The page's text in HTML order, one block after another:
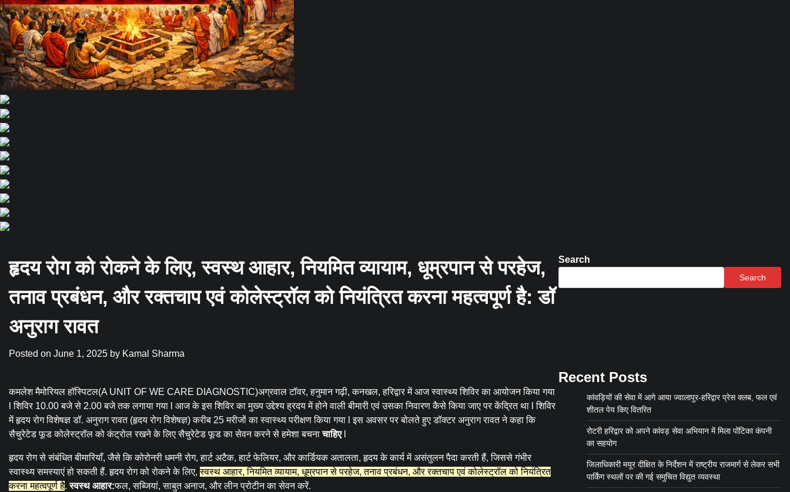
हृदय रोग को रोकने के लिए, स्वस्थ आहार, नियमित व्यायाम, धूम्रपान से परहेज,
तनाव प्रबंधन, और रक्तचाप एवं कोलेस्ट्रॉल को नियंत्रित करना महत्वपूर्ण है: डॉ
अनुराग रावत
Posted on June 1, 2025 by Kamal Sharma
कमलेश मैमोरियल हॉस्पिटल(A UNIT OF WE CARE DIAGNOSTIC)अग्रवाल टॉवर, हनुमान गढ़ी, कनखल, हरिद्वार में आज स्वास्थ्य शिविर का आयोजन किया गया
l शिविर 10.00 बजे से 2.00 बजे तक लगाया गया l आज के इस शिविर का मुख्य उद्देश्य ह्रदय में होने वाली बीमारी एवं उसका निवारण कैसे किया जाए पर केंद्रित था l शिविर
में हृदय रोग विशेषज्ञ डॉ. अनुराग रावत (हृदय रोग विशेषज्ञ) करीब 25 मरीजों का स्वास्थ्य परीक्षण किया गया l इस अवसर पर बोलते हुए डॉक्टर अनुराग रावत ने कहा कि
सैचुरेटेड फूड कोलेस्ट्रॉल को कंट्रोल रखने के लिए सैचुरेटेड फूड का सेवन करने से हमेशा बचनाचाहिएl
हृदय रोग से संबंधित बीमारियाँ, जैसे कि कोरोनरी धमनी रोग, हार्ट अटैक, हार्ट फेलियर, और कार्डियक अतालता, हृदय के कार्य में असंतुलन पैदा करती हैं, जिससे गंभीर
स्वास्थ्य समस्याएं हो सकती हैं. हृदय रोग को रोकने के लिए, स्वस्थ आहार, नियमित व्यायाम, धूम्रपान से परहेज, तनाव प्रबंधन, और रक्तचाप एवं कोलेस्ट्रॉल को नियंत्रित
करना महत्वपूर्ण है.स्वस्थ आहार:फल, सब्जियां, साबुत अनाज, और लीन प्रोटीन का सेवन करें.
Search
Search
Recent Posts
कांवड़ियों की सेवा में आगे आया ज्वालापुर-हरिद्वार प्रेस क्लब, फल एवं
शीतल पेय किए वितरित
रोटरी हरिद्वार को अपने कांवड़ सेवा अभियान में मिला पोंटिका कंपनी
का सहयोग
जिलाधिकारी मयूर दीक्षित के निर्देशन में राष्ट्रीय राजमार्ग से लेकर सभी
पार्किंग स्थलों पर की गई समुचित विद्युत व्यवस्था